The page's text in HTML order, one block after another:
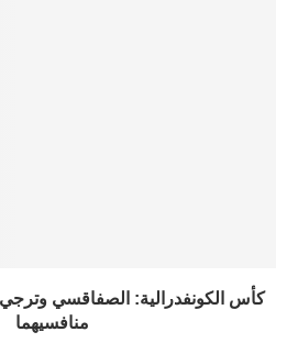
كأس الكونفدرالية: الصفاقسي
منافسيهما